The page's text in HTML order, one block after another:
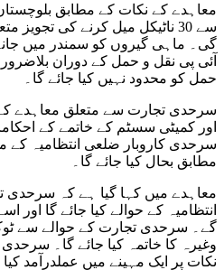
سے 30 ناٹیکل میل کرنے کی
گی۔ ماہی گیروں کو سمندر میں
آئی پی نقل و حمل کے دوران
حمل کو محدود نہیں کیا جائے گا۔
سرحدی تجارت سے متعلق معاہدے کے
اور کمیٹی سسٹم کے خاتمے کے
سرحدی کاروبار ضلعی انتظامیہ
مطابق بحال کیا جائے گا۔
معاہدے میں کہا گیا ہے کہ سرحدی
انتظامیہ کے حوالے کیا جائے گا اور
گے۔ سرحدی تجارت کے حوالے سے
وغیرہ کا خاتمہ کیا جائے گا۔
نکات پر ایک مہینے میں عملدرآمد کیا